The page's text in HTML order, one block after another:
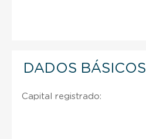
DADOS BÁSICOS
Capital registrado: